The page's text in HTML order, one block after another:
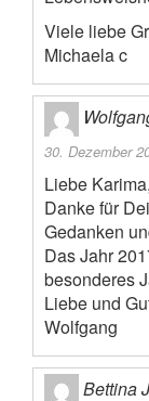
Viele liebe
Michaela c
30. Dezember
Liebe Karima,
Danke für
Gedanken
Das Jahr
besonderes
Liebe und
Wolfgang
Bettina